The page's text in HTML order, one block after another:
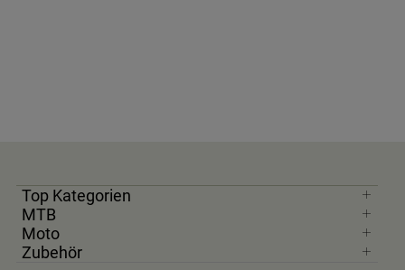
Top Kategorien
MTB
Moto
Zubehör